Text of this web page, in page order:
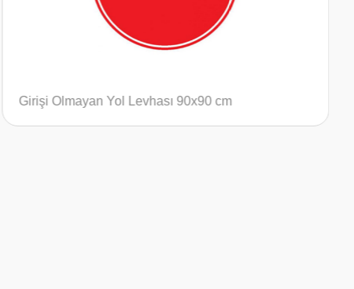
Taşıt Trafiğine Kapalı Yol Levhası 90x90 cm